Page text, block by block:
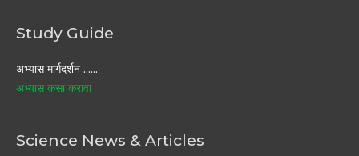
Study Guide
अभ्यास मार्गदर्शन ……
अभ्यास कसा करावा
Science News & Articles